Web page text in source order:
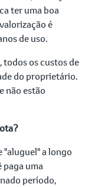
ter uma boa
é
de uso.
todos os custos de
do proprietário.
não estão
"aluguel" a longo
paga uma
período,